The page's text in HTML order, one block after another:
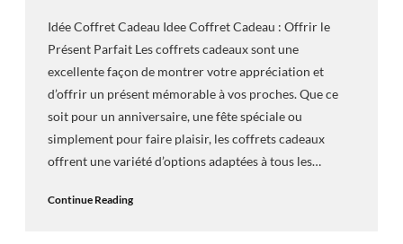
Idée Coffret Cadeau Idee Coffret Cadeau : Offrir le
Présent Parfait Les coffrets cadeaux sont une
excellente façon de montrer votre appréciation et
d’offrir un présent mémorable à vos proches. Que ce
soit pour un anniversaire, une fête spéciale ou
simplement pour faire plaisir, les coffrets cadeaux
offrent une variété d’options adaptées à tous les…
Continue Reading